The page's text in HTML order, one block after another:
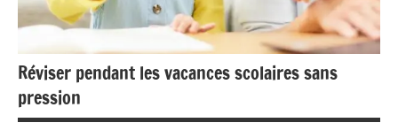
Réviser pendant les vacances scolaires sans
pression